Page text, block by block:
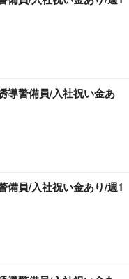
導警備員/入社祝い金あ
備員/入社祝い金あり/週1